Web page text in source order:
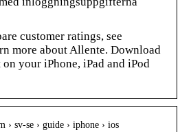
customer ratings, see
more about Allente. Download
your iPhone, iPad and iPod
› sv-se › guide › iphone › ios